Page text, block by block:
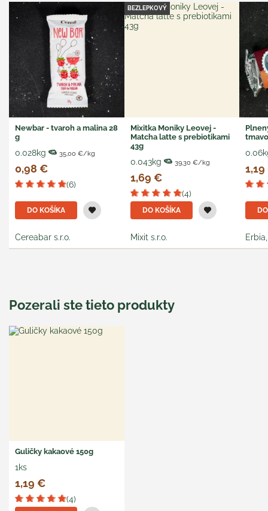
Newbar - tvaroh a malina 28
g
0.028kg 35,00 €/kg
0,98 €
(6)
DO KOŠÍKA
Cereabar s.r.o.
BEZLEPKOVÝ
Mixitka Moniky Leovej -
Matcha latte s prebiotikami
43g
0.043kg 39,30 €/kg
1,69 €
(4)
DO KOŠÍKA
Mixit s.r.o.
Pozerali ste tieto produkty
Guličky kakaové 150g
1ks
1,19 €
(4)